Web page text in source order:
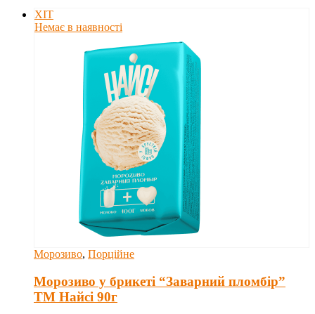
ХІТ
Немає в наявності
Морозиво, Порційне
Морозиво у брикеті “Заварний пломбір”
ТМ Найсі 90г